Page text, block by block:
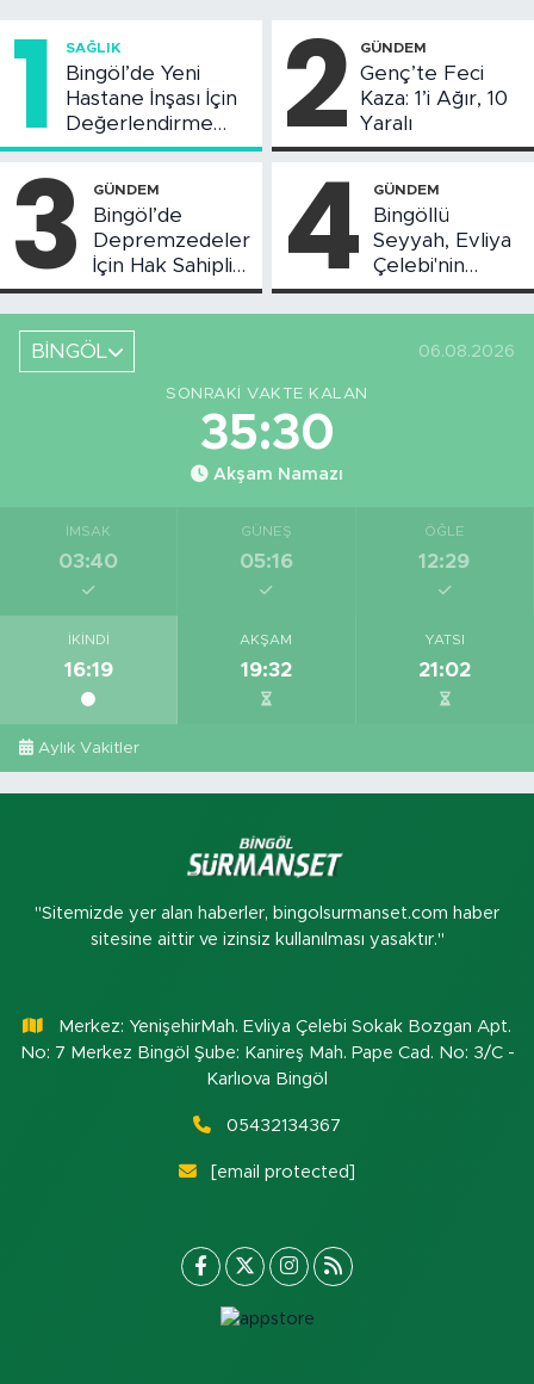
1 SAĞLIK
Bingöl’de Yeni
Hastane İnşası İçin
Değerlendirme
Toplantısı Yapıldı
2 GÜNDEM
Genç’te Feci
Kaza: 1’i Ağır, 10
Yaralı
3 GÜNDEM
Bingöl’de
Depremzedeler
İçin Hak Sahipliği
Askı Süreci
Başladı
4 GÜNDEM
Bingöllü
Seyyah, Evliya
Çelebi'nin
Bahsettiği
Bingöl'deki O
BİNGÖL 06.08.2026
SONRAKI VAKTE KALAN
35:29
Akşam Namazı
İMSAK
03:40
GÜNEŞ
05:16
ÖĞLE
12:29
İKINDI
16:19
AKŞAM
19:32
YATSI
21:02
Aylık Vakitler
"Sitemizde yer alan haberler, bingolsurmanset.com haber
sitesine aittir ve izinsiz kullanılması yasaktır."
Merkez: YenişehirMah. Evliya Çelebi Sokak Bozgan Apt.
No: 7 Merkez Bingöl Şube: Kanireş Mah. Pape Cad. No: 3/C -
Karlıova Bingöl
05432134367
[email protected]